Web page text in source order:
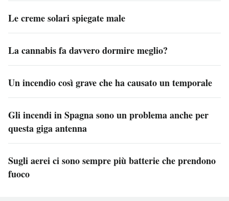
Le creme solari spiegate male
La cannabis fa davvero dormire meglio?
Un incendio così grave che ha causato un temporale
Gli incendi in Spagna sono un problema anche per
questa giga antenna
Sugli aerei ci sono sempre più batterie che prendono
fuoco